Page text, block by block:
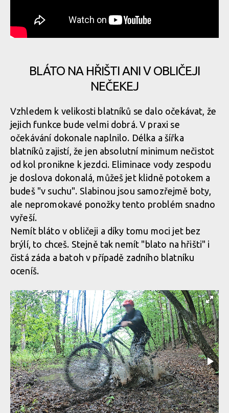
BLÁTO NA HŘIŠTI ANI V OBLIČEJI
NEČEKEJ
Vzhledem k velikosti blatníků se dalo očekávat, že
jejich funkce bude velmi dobrá. V praxi se
očekávání dokonale naplnilo. Délka a šířka
blatníků zajistí, že jen absolutní minimum nečistot
od kol pronikne k jezdci. Eliminace vody zespodu
je doslova dokonalá, můžeš jet klidně potokem a
budeš "v suchu". Slabinou jsou samozřejmě boty,
ale nepromokavé ponožky tento problém snadno
vyřeší.
Nemít bláto v obličeji a díky tomu moci jet bez
brýlí, to chceš. Stejně tak nemít "blato na hřišti" i
čistá záda a batoh v případě zadního blatníku
oceníš.